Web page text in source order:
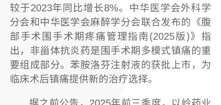
较于2023年同比增长8%。中华医学会外科学
分会和中华医学会麻醉学分会联合发布的《腹
部手术围手术期疼痛管理指南(2025版)》指
出，非甾体抗炎药是围手术期多模式镇痛的重
要组成部分。苯胺洛芬注射液的获批上市，为
临床术后镇痛提供新的治疗选择。
据之前公告，2025年前三季度，以岭药业